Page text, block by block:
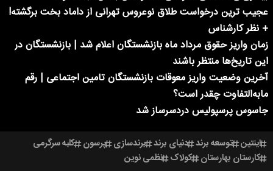
عجیب ترین درخواست طلاق نوعروس تهرانی از داماد بخت برگشته!
+ نظر کارشناس
زمان واریز حقوق مرداد ماه بازنشستگان اعلام شد | بازنشستگان در
این تاریخ‌ها منتظر باشند
آخرین وضعیت واریز معوقات بازنشستگان تامین اجتماعی | رقم
مابه‌التفاوت چقدر است؟
جاسوس پرسپولیس دردسرساز شد
اینتین توسعه برند دنیای برند برندسازی پرسون کلبه سرگرمی
کارستان بهارستان کولاک نظمی نوین